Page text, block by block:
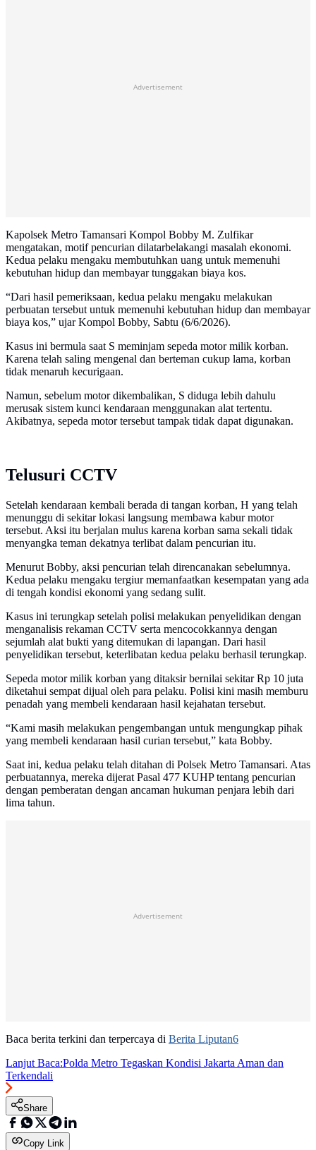
Advertisement
Kapolsek Metro Tamansari Kompol Bobby M. Zulfikar
mengatakan, motif pencurian dilatarbelakangi masalah ekonomi.
Kedua pelaku mengaku membutuhkan uang untuk memenuhi
kebutuhan hidup dan membayar tunggakan biaya kos.
“Dari hasil pemeriksaan, kedua pelaku mengaku melakukan
perbuatan tersebut untuk memenuhi kebutuhan hidup dan membayar
biaya kos,” ujar Kompol Bobby, Sabtu (6/6/2026).
Kasus ini bermula saat S meminjam sepeda motor milik korban.
Karena telah saling mengenal dan berteman cukup lama, korban
tidak menaruh kecurigaan.
Namun, sebelum motor dikembalikan, S diduga lebih dahulu
merusak sistem kunci kendaraan menggunakan alat tertentu.
Akibatnya, sepeda motor tersebut tampak tidak dapat digunakan.
Telusuri CCTV
Setelah kendaraan kembali berada di tangan korban, H yang telah
menunggu di sekitar lokasi langsung membawa kabur motor
tersebut. Aksi itu berjalan mulus karena korban sama sekali tidak
menyangka teman dekatnya terlibat dalam pencurian itu.
Menurut Bobby, aksi pencurian telah direncanakan sebelumnya.
Kedua pelaku mengaku tergiur memanfaatkan kesempatan yang ada
di tengah kondisi ekonomi yang sedang sulit.
Kasus ini terungkap setelah polisi melakukan penyelidikan dengan
menganalisis rekaman CCTV serta mencocokkannya dengan
sejumlah alat bukti yang ditemukan di lapangan. Dari hasil
penyelidikan tersebut, keterlibatan kedua pelaku berhasil terungkap.
Sepeda motor milik korban yang ditaksir bernilai sekitar Rp 10 juta
diketahui sempat dijual oleh para pelaku. Polisi kini masih memburu
penadah yang membeli kendaraan hasil kejahatan tersebut.
“Kami masih melakukan pengembangan untuk mengungkap pihak
yang membeli kendaraan hasil curian tersebut,” kata Bobby.
Saat ini, kedua pelaku telah ditahan di Polsek Metro Tamansari. Atas
perbuatannya, mereka dijerat Pasal 477 KUHP tentang pencurian
dengan pemberatan dengan ancaman hukuman penjara lebih dari
lima tahun.
Advertisement
Baca berita terkini dan terpercaya di Berita Liputan6
Lanjut Baca:Polda Metro Tegaskan Kondisi Jakarta Aman dan
Terkendali
Share
Copy Link